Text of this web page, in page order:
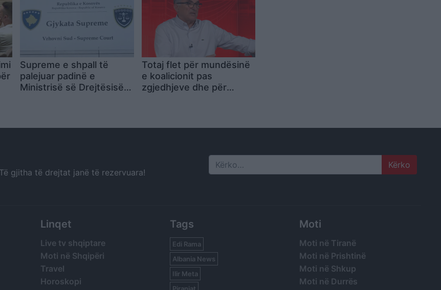
Supreme e shpall të
palejuar padinë e
Ministrisë së Drejtësisë
Totaj flet për mundësinë
e koalicionit pas
zgjedhjeve dhe për
gjitha të drejtat janë të rezervuara! Search
Linqet
Live tv shqiptare
Moti në Shqipëri
Travel
Horoskopi
Tags
Edi Rama
Albania News
Ilir Meta
Moti
Moti në Tiranë
Moti në Prishtinë
Moti në Shkup
Moti në Durrës